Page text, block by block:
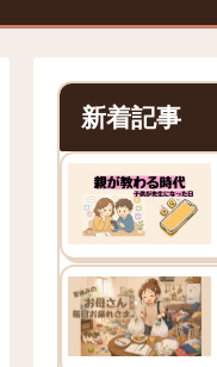
新着記事